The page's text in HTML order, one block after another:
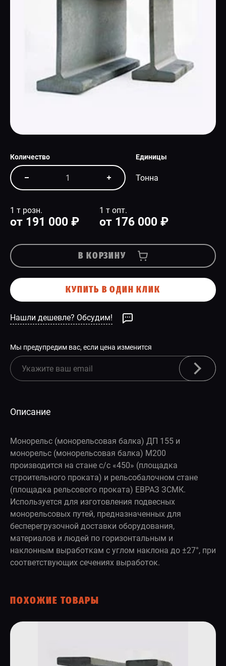
СПЕЦПРЕДЛОЖЕНИЕ
Количество Единицы
Тонна
1 т розн.
от 191 000 ₽
1 т опт.
от 176 000 ₽
В КОРЗИНУ
КУПИТЬ В ОДИН КЛИК
Нашли дешевле? Обсудим!
Мы предупредим вас, если цена изменится
Описание
Монорельс (монорельсовая балка) ДП 155 и
монорельс (монорельсовая балка) М200
производится на стане с/c «450» (площадка
строительного проката) и рельсобалочном стане
(площадка рельсового проката) ЕВРАЗ ЗСМК.
Используется для изготовления подвесных
монорельсовых путей, предназначенных для
бесперегрузочной доставки оборудования,
материалов и людей по горизонтальным и
наклонным выработкам с углом наклона до ±27°, при
соответствующих сечениях выработок.
ПОХОЖИЕ ТОВАРЫ